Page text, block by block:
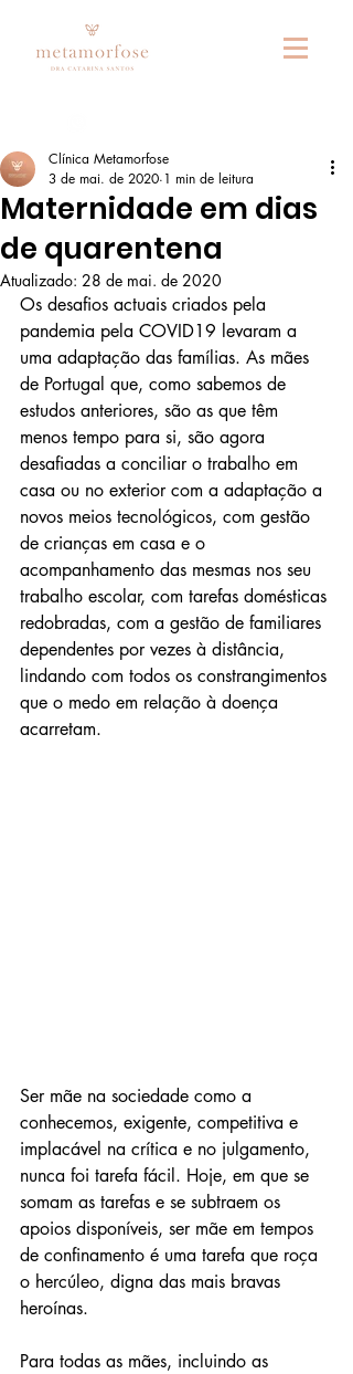
Maternidade em dias
de quarentena
Clínica Metamorfose
3 de mai. de 2020 1 min de leitura
Atualizado: 28 de mai. de 2020
Os desafios actuais criados pela
pandemia pela COVID19 levaram a
uma adaptação das famílias. As mães
de Portugal que, como sabemos de
estudos anteriores, são as que têm
menos tempo para si, são agora
desafiadas a conciliar o trabalho em
casa ou no exterior com a adaptação a
novos meios tecnológicos, com gestão
de crianças em casa e o
acompanhamento das mesmas nos seu
trabalho escolar, com tarefas domésticas
redobradas, com a gestão de familiares
dependentes por vezes à distância,
lindando com todos os constrangimentos
que o medo em relação à doença
acarretam.
Ser mãe na sociedade como a
conhecemos, exigente, competitiva e
implacável na crítica e no julgamento,
nunca foi tarefa fácil. Hoje, em que se
somam as tarefas e se subtraem os
apoios disponíveis, ser mãe em tempos
de confinamento é uma tarefa que roça
o hercúleo, digna das mais bravas
heroínas.
Para todas as mães, incluindo as